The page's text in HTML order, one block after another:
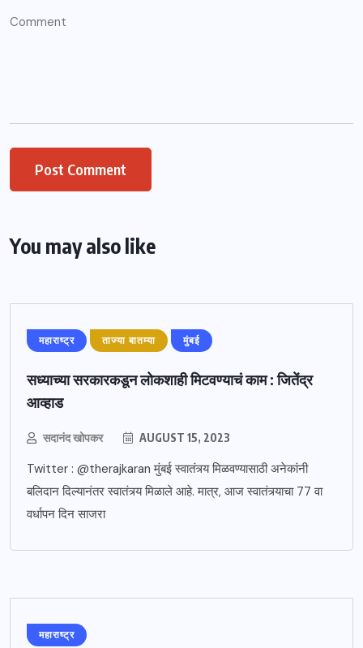
You may also like
महाराष्ट्र ताज्या बातम्या मुंबई
सध्याच्या सरकारकडून लोकशाही मिटवण्याचं काम : जितेंद्र
आव्हाड
सदानंद खोपकर AUGUST 15, 2023
Twitter : @therajkaran मुंबई स्वातंत्र्य मिळवण्यासाठी अनेकांनी
बलिदान दिल्यानंतर स्वातंत्र्य मिळाले आहे. मात्र, आज स्वातंत्र्याचा 77 वा
वर्धापन दिन साजरा
महाराष्ट्र